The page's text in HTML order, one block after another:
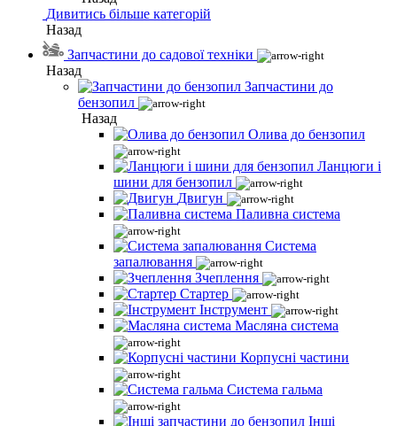
Дивитись більше категорій
Назад
Запчастини до садової техніки
Назад
Запчастини до
бензопил
Назад
Олива до бензопил
Ланцюги і
шини для бензопил
Двигун
Паливна система
Система
запалювання
Зчеплення
Стартер
Інструмент
Масляна система
Корпусні частини
Система гальма
Інші